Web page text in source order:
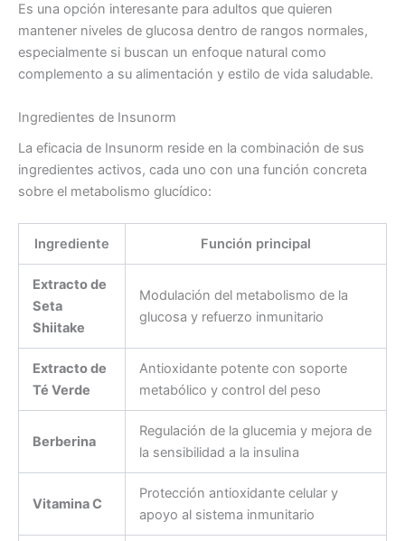
Es una opción interesante para adultos que quieren
mantener niveles de glucosa dentro de rangos normales,
especialmente si buscan un enfoque natural como
complemento a su alimentación y estilo de vida saludable.
Ingredientes de Insunorm
La eficacia de Insunorm reside en la combinación de sus
ingredientes activos, cada uno con una función concreta
sobre el metabolismo glucídico:
Ingrediente Función principal
Extracto de
Seta
Shiitake
Modulación del metabolismo de la
glucosa y refuerzo inmunitario
Extracto de
Té Verde
Antioxidante potente con soporte
metabólico y control del peso
Berberina
Regulación de la glucemia y mejora de
la sensibilidad a la insulina
Vitamina C
Protección antioxidante celular y
apoyo al sistema inmunitario